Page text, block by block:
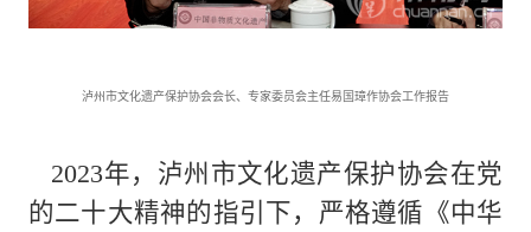
泸州市文化遗产保护协会会长、专家委员会主任易国璋作协会工作报告
2023年，泸州市文化遗产保护协会在党
的二十大精神的指引下，严格遵循《中华